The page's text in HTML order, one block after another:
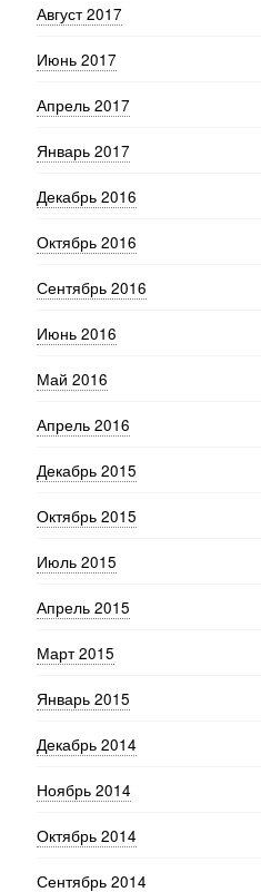
Август 2017
Июнь 2017
Апрель 2017
Январь 2017
Декабрь 2016
Октябрь 2016
Сентябрь 2016
Июнь 2016
Май 2016
Апрель 2016
Декабрь 2015
Октябрь 2015
Июль 2015
Апрель 2015
Март 2015
Январь 2015
Декабрь 2014
Ноябрь 2014
Октябрь 2014
Сентябрь 2014